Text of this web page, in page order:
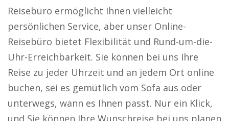
Reisebüro ermöglicht Ihnen vielleicht
persönlichen Service, aber unser Online-
Reisebüro bietet Flexibilität und Rund-um-die-
Uhr-Erreichbarkeit. Sie können bei uns Ihre
Reise zu jeder Uhrzeit und an jedem Ort online
buchen, sei es gemütlich vom Sofa aus oder
unterwegs, wann es Ihnen passt. Nur ein Klick,
und Sie können Ihre Wunschreise bei uns planen